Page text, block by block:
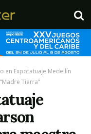
en Expotatuaje Medellín
Tierra”